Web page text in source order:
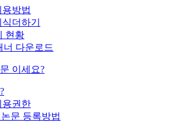
용방법
더하기
현황
너 다운로드
이세요?
용권한
문 등록방법